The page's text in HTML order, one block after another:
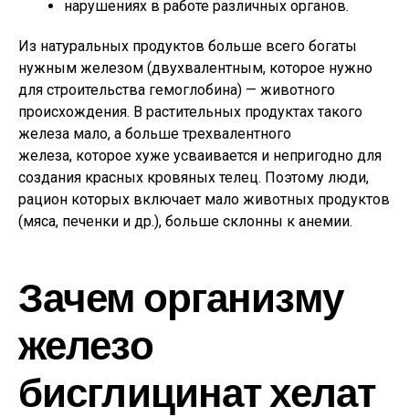
нарушениях в работе различных органов.
Из натуральных продуктов больше всего богаты
нужным железом (двухвалентным, которое нужно
для строительства гемоглобина) — животного
происхождения. В растительных продуктах такого
железа мало, а больше трехвалентного
железа, которое хуже усваивается и непригодно для
создания красных кровяных телец. Поэтому люди,
рацион которых включает мало животных продуктов
(мяса, печенки и др.), больше склонны к анемии.
Зачем организму
железо
бисглицинат хелат